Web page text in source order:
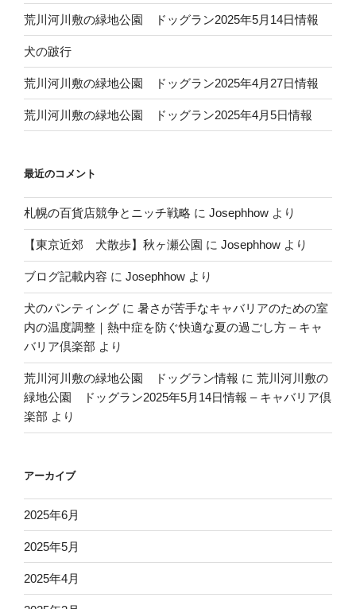
荒川河川敷の緑地公園 ドッグラン2025年5月14日情報
犬の跛行
荒川河川敷の緑地公園 ドッグラン2025年4月27日情報
荒川河川敷の緑地公園 ドッグラン2025年4月5日情報
最近のコメント
札幌の百貨店競争とニッチ戦略 に Josephhow より
【東京近郊 犬散歩】秋ヶ瀬公園 に Josephhow より
ブログ記載内容 に Josephhow より
犬のパンティング に 暑さが苦手なキャバリアのための室
内の温度調整｜熱中症を防ぐ快適な夏の過ごし方 – キャ
バリア倶楽部 より
荒川河川敷の緑地公園 ドッグラン情報 に 荒川河川敷の
緑地公園 ドッグラン2025年5月14日情報 – キャバリア倶
楽部 より
アーカイブ
2025年6月
2025年5月
2025年4月